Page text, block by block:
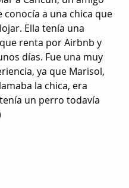
conocía a una chica que
Ella tenía una
renta por Airbnb y
días. Fue una muy
ya que Marisol,
la chica, era
un perro todavía